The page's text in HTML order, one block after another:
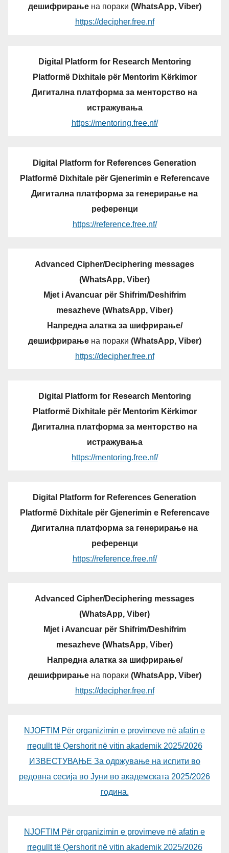
дешифрирањена пораки (WhatsApp, Viber)
https://decipher.free.nf
Digital Platform for Research Mentoring
Platformë Dixhitale për Mentorim Kërkimor
Дигитална платформа за менторство на
истражувања
https://mentoring.free.nf/
Digital Platform for References Generation
Platformë Dixhitale për Gjenerimin e Referencave
Дигитална платформа за генерирање на
референци
https://reference.free.nf/
Advanced Cipher/Deciphering messages
(WhatsApp, Viber)
Mjet i Avancuar për Shifrim/Deshifrim
mesazheve (WhatsApp, Viber)
Напредна алатка за шифрирање/
дешифрирањена пораки (WhatsApp, Viber)
https://decipher.free.nf
Digital Platform for Research Mentoring
Platformë Dixhitale për Mentorim Kërkimor
Дигитална платформа за менторство на
истражувања
https://mentoring.free.nf/
Digital Platform for References Generation
Platformë Dixhitale për Gjenerimin e Referencave
Дигитална платформа за генерирање на
референци
https://reference.free.nf/
Advanced Cipher/Deciphering messages
(WhatsApp, Viber)
Mjet i Avancuar për Shifrim/Deshifrim
mesazheve (WhatsApp, Viber)
Напредна алатка за шифрирање/
дешифрирањена пораки (WhatsApp, Viber)
https://decipher.free.nf
NJOFTIM Për organizimin e provimeve në afatin e
rregullt të Qershorit në vitin akademik 2025/2026
ИЗВЕСТУВАЊЕ За одржување на испити во
редовна сесија во Јуни во академската 2025/2026
година.
NJOFTIM Për organizimin e provimeve në afatin e
rregullt të Qershorit në vitin akademik 2025/2026